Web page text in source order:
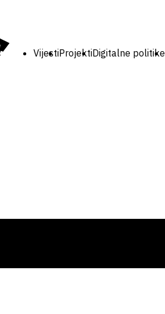
VijestiProjektiDigitalne politike